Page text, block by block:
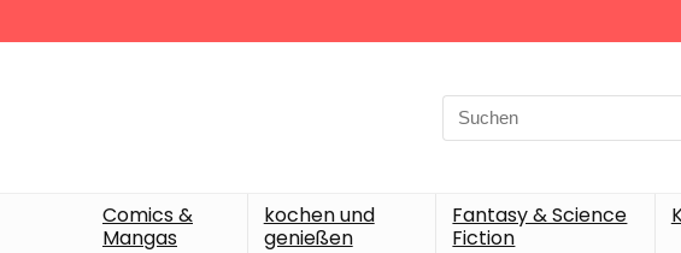
Search
for:
Comics &
Mangas
kochen und
genießen
Fantasy & Science
Fiction